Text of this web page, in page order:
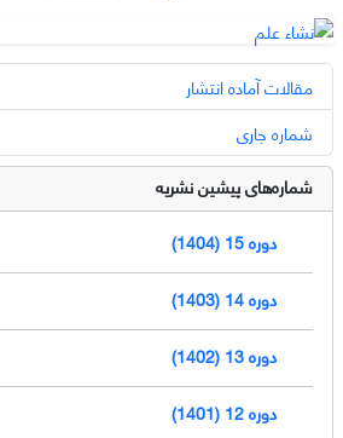
مقالات آماده انتشار
شماره جاری
شماره‌های پیشین نشریه
دوره 15 (1404)
دوره 14 (1403)
دوره 13 (1402)
دوره 12 (1401)